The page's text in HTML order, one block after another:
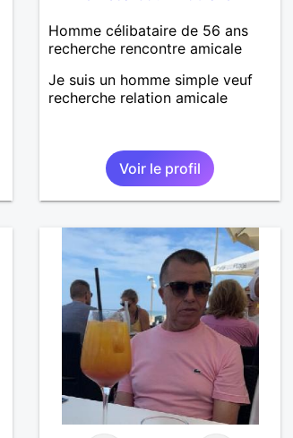
Homme célibataire de 56 ans
recherche rencontre amicale
Je suis un homme simple veuf
recherche relation amicale
Voir le profil